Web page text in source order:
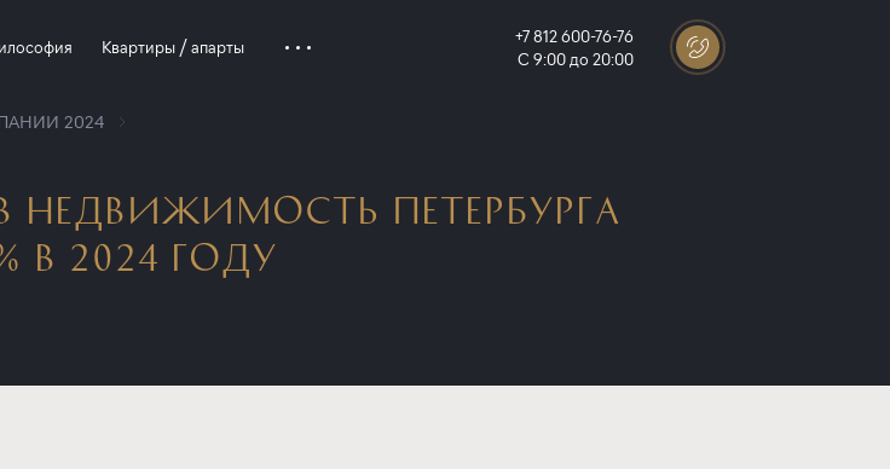
Квартиры / апарты
+7 812 600-76-76
С 9:00 до 20:00
2024
НЕДВИЖИМОСТЬ ПЕТЕРБУРГА
В 2024 ГОДУ